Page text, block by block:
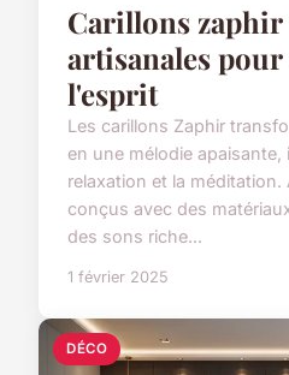
Carillons zaphir
artisanales pour
l'esprit
Les carillons Zaphir
en une mélodie apaisante,
relaxation et la
conçus avec des
des sons riche...
1 février 2025
DÉCO